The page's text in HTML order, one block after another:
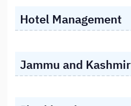
Hotel Management
Jammu and Kashmir